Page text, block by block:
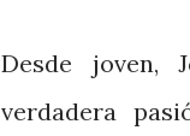
Desde joven,
verdadera